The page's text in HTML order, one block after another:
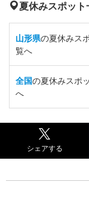
夏休みスポット
山形県の夏休みス
覧へ
全国の夏休みスポ
へ
シェアする